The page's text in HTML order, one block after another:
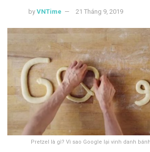
by VNTime 21 Tháng 9, 2019
Pretzel là gì? Vì sao Google lại vinh danh